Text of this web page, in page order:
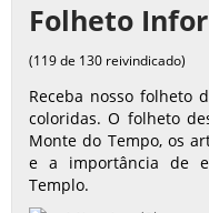
Folheto
(119 de 130 reivindicado)
Receba nosso folheto
coloridas. O folheto
Monte do Tempo, os
e a importância de
Templo.